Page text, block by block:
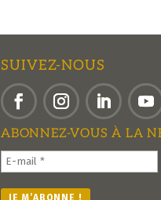
SUIVEZ-NOUS
FacebookInstagramLinkedIn
ABONNEZ-VOUS À LA